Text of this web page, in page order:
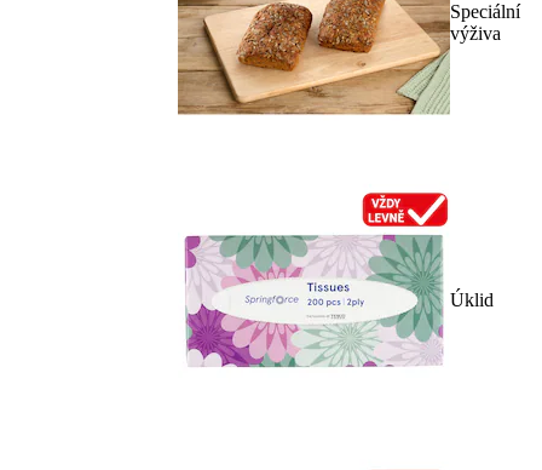
Speciální
výživa
Úklid